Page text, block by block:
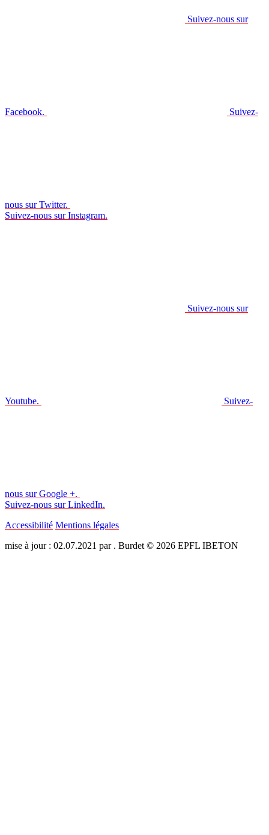
Suivez-nous sur
Facebook. Suivez-
nous sur Twitter.
Suivez-nous sur Instagram.
Suivez-nous sur
Youtube. Suivez-
nous sur Google +.
Suivez-nous sur LinkedIn.
Accessibilité Mentions légales
mise à jour : 02.07.2021 par . Burdet © 2026 EPFL IBETON